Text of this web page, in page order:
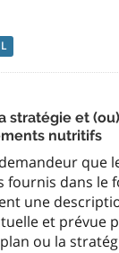
stratégie et
nutritifs
que
fournis dans le
une
et prévue
ou la